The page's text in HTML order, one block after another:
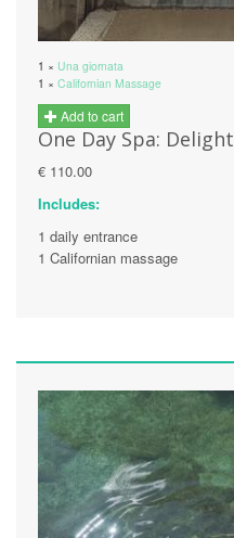
1 × Una giornata
1 × Californian Massage
Add to cart
One Day Spa: Delight
€ 110.00
Includes:
1 daily entrance
1 Californian massage